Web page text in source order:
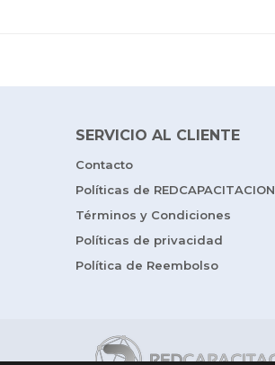
SERVICIO AL CLIENTE
Contacto
Políticas de REDCAPACITACION
Términos y Condiciones
Políticas de privacidad
Política de Reembolso